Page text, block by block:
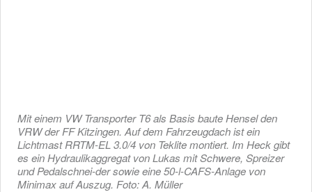
Mit einem VW Transporter T6 als Basis baute Hensel den
VRW der FF Kitzingen. Auf dem Fahrzeugdach ist ein
Lichtmast RRTM-EL 3.0/4 von Teklite montiert. Im Heck gibt
es ein Hydraulikaggregat von Lukas mit Schwere, Spreizer
und Pedalschnei-der sowie eine 50-l-CAFS-Anlage von
Minimax auf Auszug. Foto: A. Müller